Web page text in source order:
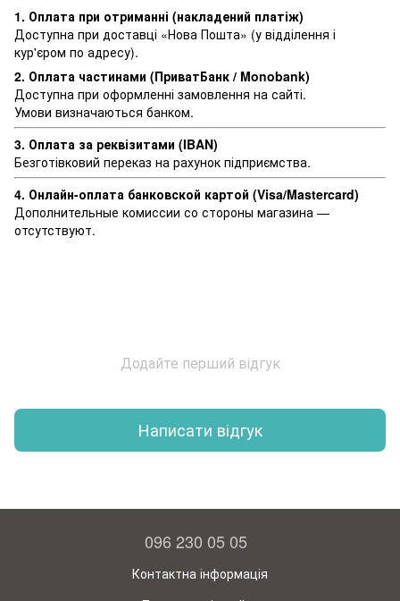
1. Оплата при отриманні (накладений платіж)
Доступна при доставці «Нова Пошта» (у відділення і
кур'єром по адресу).
2. Оплата частинами (ПриватБанк / Monobank)
Доступна при оформленні замовлення на сайті.
Умови визначаються банком.
3. Оплата за реквізитами (IBAN)
Безготівковий переказ на рахунок підприємства.
4. Онлайн-оплата банковской картой (Visa/Mastercard)
Дополнительные комиссии со стороны магазина —
отсутствуют.
Додайте перший відгук
Написати відгук
096 230 05 05
Контактна інформація